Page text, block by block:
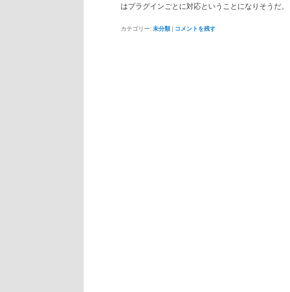
はプラグインごとに対応ということになりそうだ。
カテゴリー:未分類 | コメントを残す